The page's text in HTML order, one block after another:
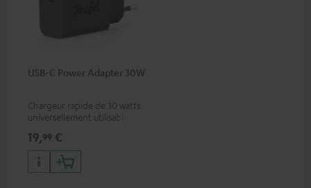
USB-C Power Adapter 30W
Chargeur rapide de 30 watts
universellement utilisable
portables, ainsi que pour
iPhones Apple, smartphones
Android, tablettes et
appareils avec port USB-C
19,99 €